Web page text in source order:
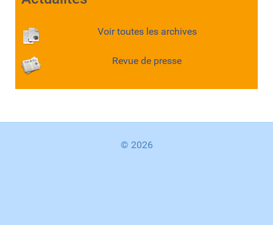
Voir toutes les archives
Revue de presse
© 2026